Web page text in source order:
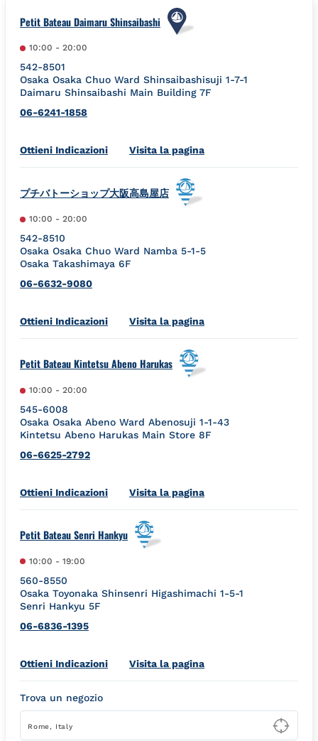
Petit Bateau Daimaru Shinsaibashi
10:00 - 20:00
542-8501
Osaka Osaka Chuo Ward Shinsaibashisuji 1-7-1
Daimaru Shinsaibashi Main Building 7F
06-6241-1858
Ottieni IndicazioniLink Opens in New Tab
Visita la pagina
プチバトーショップ大阪高島屋店
10:00 - 20:00
542-8510
Osaka Osaka Chuo Ward Namba 5-1-5
Osaka Takashimaya 6F
06-6632-9080
Ottieni IndicazioniLink Opens in New Tab
Visita la pagina
Petit Bateau Kintetsu Abeno Harukas
10:00 - 20:00
545-6008
Osaka Osaka Abeno Ward Abenosuji 1-1-43
Kintetsu Abeno Harukas Main Store 8F
06-6625-2792
Ottieni IndicazioniLink Opens in New Tab
Visita la pagina
Petit Bateau Senri Hankyu
10:00 - 19:00
560-8550
Osaka Toyonaka Shinsenri Higashimachi 1-5-1
Senri Hankyu 5F
06-6836-1395
Ottieni IndicazioniLink Opens in New Tab
Visita la pagina
Trova un negozio